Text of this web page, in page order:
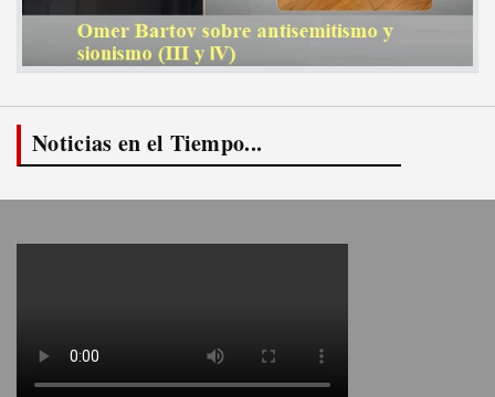
Noticias en el Tiempo...